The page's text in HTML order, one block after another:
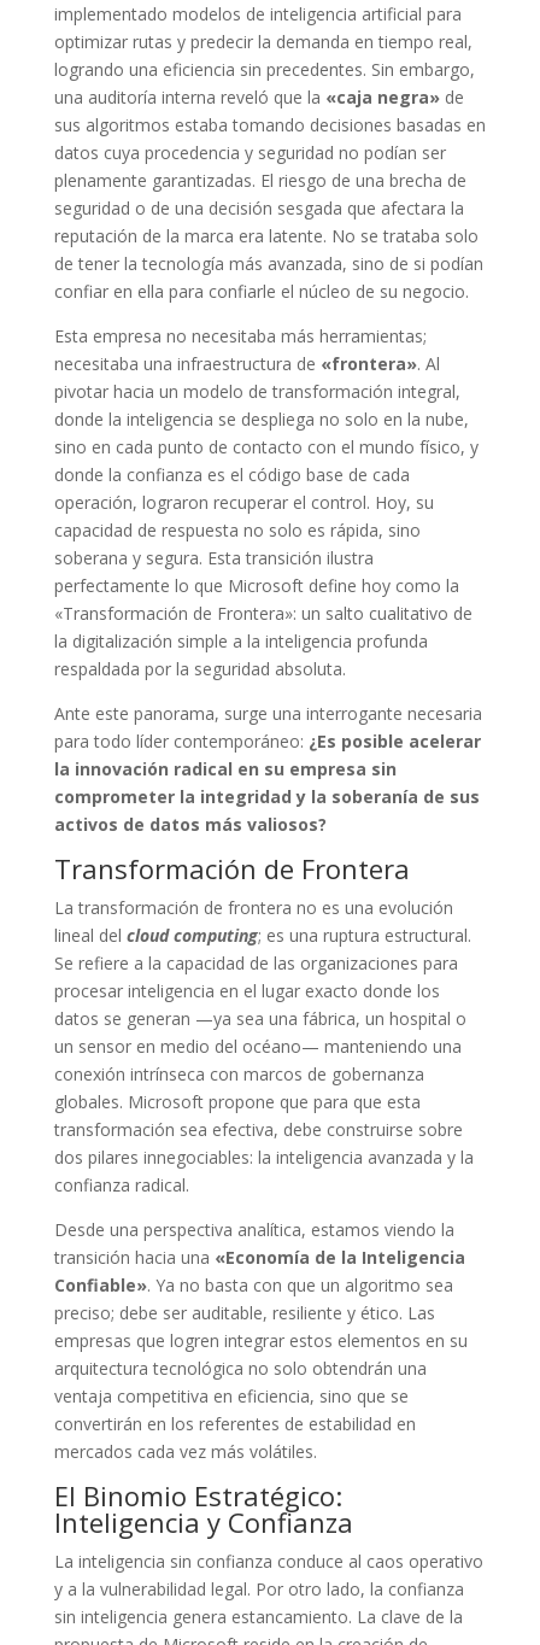
implementado modelos de inteligencia artificial para
optimizar rutas y predecir la demanda en tiempo real,
logrando una eficiencia sin precedentes. Sin embargo,
una auditoría interna reveló que la «caja negra»de
sus algoritmos estaba tomando decisiones basadas en
datos cuya procedencia y seguridad no podían ser
plenamente garantizadas. El riesgo de una brecha de
seguridad o de una decisión sesgada que afectara la
reputación de la marca era latente. No se trataba solo
de tener la tecnología más avanzada, sino de si podían
confiar en ella para confiarle el núcleo de su negocio.
Esta empresa no necesitaba más herramientas;
necesitaba una infraestructura de «frontera». Al
pivotar hacia un modelo de transformación integral,
donde la inteligencia se despliega no solo en la nube,
sino en cada punto de contacto con el mundo físico, y
donde la confianza es el código base de cada
operación, lograron recuperar el control. Hoy, su
capacidad de respuesta no solo es rápida, sino
soberana y segura. Esta transición ilustra
perfectamente lo que Microsoft define hoy como la
«Transformación de Frontera»: un salto cualitativo de
la digitalización simple a la inteligencia profunda
respaldada por la seguridad absoluta.
Ante este panorama, surge una interrogante necesaria
para todo líder contemporáneo: ¿Es posible acelerar
la innovación radical en su empresa sin
comprometer la integridad y la soberanía de sus
activos de datos más valiosos?
Transformación de Frontera
La transformación de frontera no es una evolución
lineal del cloud computing; es una ruptura estructural.
Se refiere a la capacidad de las organizaciones para
procesar inteligencia en el lugar exacto donde los
datos se generan —ya sea una fábrica, un hospital o
un sensor en medio del océano— manteniendo una
conexión intrínseca con marcos de gobernanza
globales. Microsoft propone que para que esta
transformación sea efectiva, debe construirse sobre
dos pilares innegociables: la inteligencia avanzada y la
confianza radical.
Desde una perspectiva analítica, estamos viendo la
transición hacia una «Economía de la Inteligencia
Confiable». Ya no basta con que un algoritmo sea
preciso; debe ser auditable, resiliente y ético. Las
empresas que logren integrar estos elementos en su
arquitectura tecnológica no solo obtendrán una
ventaja competitiva en eficiencia, sino que se
convertirán en los referentes de estabilidad en
mercados cada vez más volátiles.
El Binomio Estratégico:
Inteligencia y Confianza
La inteligencia sin confianza conduce al caos operativo
y a la vulnerabilidad legal. Por otro lado, la confianza
sin inteligencia genera estancamiento. La clave de la